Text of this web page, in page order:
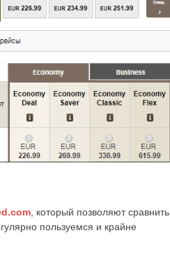
, который позволяют сравнить
пользуемся и крайне